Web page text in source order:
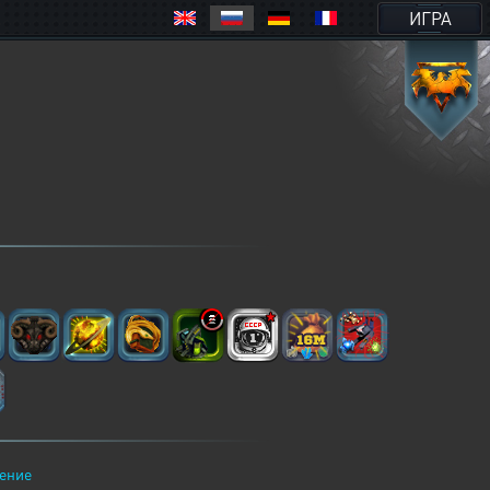
ИГРА